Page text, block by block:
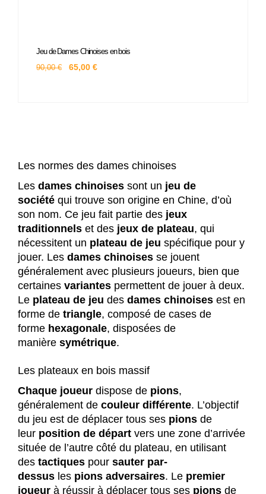
Jeu de Dames Chinoises en bois
90,00€
Le
prix
initial
était :
65,00 €
Le
prix
actuel
Les normes des dames chinoises
Les dames chinoises sont un jeu de
société qui trouve son origine en Chine, d’où
son nom. Ce jeu fait partie des jeux
traditionnels et des jeux de plateau, qui
nécessitent un plateau de jeu spécifique pour y
jouer. Les dames chinoises se jouent
généralement avec plusieurs joueurs, bien que
certaines variantes permettent de jouer à deux.
Le plateau de jeu des dames chinoises est en
forme de triangle, composé de cases de
forme hexagonale, disposées de
manière symétrique.
Les plateaux en bois massif
Chaque joueur dispose de pions,
généralement de couleur différente. L’objectif
du jeu est de déplacer tous ses pions de
leur position de départ vers une zone d’arrivée
située de l’autre côté du plateau, en utilisant
des tactiques pour sauter par-
dessus les pions adversaires. Le premier
joueur à réussir à déplacer tous ses pions de